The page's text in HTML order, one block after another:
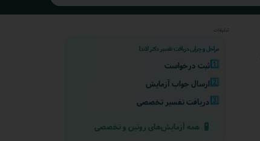
تبلیغات
مراحل و چرایی دریافت تفسیر دکتر لاندا
1️⃣ثبت درخواست
2️⃣ ارسال جواب آزمایش
3️⃣ دریافت تفسیر تخصصی
🧪 همه آزمایش‌های روتین و تخصصی